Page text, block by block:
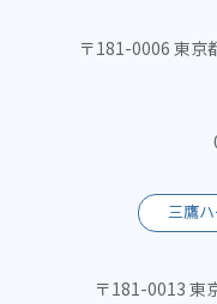
〒181-0006 東京
三鷹
〒181-0013 東